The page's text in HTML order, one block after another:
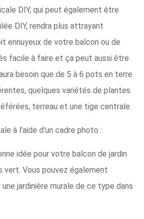
DIY, qui peut également être
DIY, rendra plus attrayant
ennuyeux de votre balcon ou de
facile à faire et ça peut aussi être
besoin que de 5 à 6 pots en terre
quelques variétés de plantes
terreau et une tige centrale.
à l'aide d'un cadre photo :
idée pour votre balcon de jardin
vert. Vous pouvez également
jardinière murale de ce type dans